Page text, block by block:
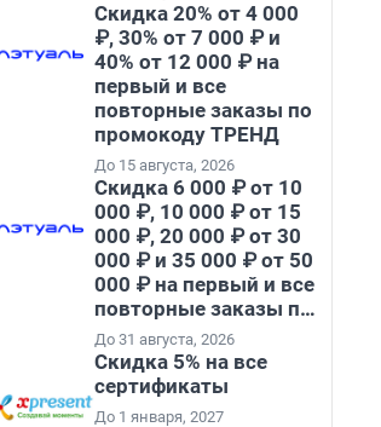
Скидка 20% от 4 000
₽, 30% от 7 000 ₽ и
40% от 12 000 ₽ на
первый и все
повторные заказы по
промокоду ТРЕНД
До 15 августа, 2026
Скидка 6 000 ₽ от 10
000 ₽, 10 000 ₽ от 15
000 ₽, 20 000 ₽ от 30
000 ₽ и 35 000 ₽ от 50
000 ₽ на первый и все
повторные заказы по
промокоду НАБЕРИ
До 31 августа, 2026
Скидка 5% на все
сертификаты
До 1 января, 2027